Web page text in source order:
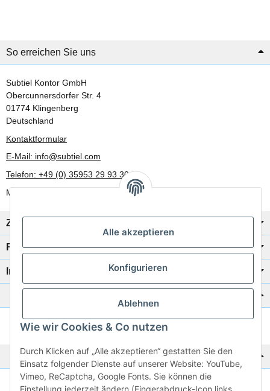
Alle akzeptieren
Konfigurieren
Ablehnen
Wie wir Cookies & Co nutzen
Durch Klicken auf „Alle akzeptieren“ gestatten Sie den
Einsatz folgender Dienste auf unserer Website: YouTube,
Vimeo, ReCaptcha, Google Fonts. Sie können die
Einstellung jederzeit ändern (Fingerabdruck-Icon links
So erreichen Sie uns
Subtiel Kontor GmbH
Obercunnersdorfer Str. 4
01774 Klingenberg
Deutschland
Kontaktformular
E-Mail: info@subtiel.com
Telefon: +49 (0) 35953 29 93 30
Mo-Fr: 8:00 Uhr - 17:00 Uhr
Zahlung/Versand
Rechtliches
Informationen
Zur Schnellbestellung
Noch kein Katalog?
Preisliste anschauen